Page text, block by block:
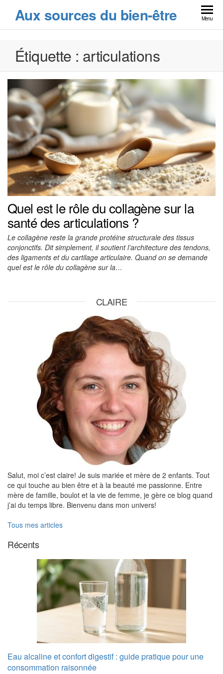
Aux sources du bien-être Menu
Étiquette : articulations
Quel est le rôle du collagène sur la
santé des articulations ?
Le collagène reste la grande protéine structurale des tissus
conjonctifs. Dit simplement, il soutient l’architecture des tendons,
des ligaments et du cartilage articulaire. Quand on se demande
quel est le rôle du collagène sur la…
CLAIRE
Salut, moi c’est claire! Je suis mariée et mère de 2 enfants. Tout
ce qui touche au bien être et à la beauté me passionne. Entre
mère de famille, boulot et la vie de femme, je gère ce blog quand
j’ai du temps libre. Bienvenu dans mon univers!
Tous mes articles
Récents
Eau alcaline et confort digestif : guide pratique pour une
consommation raisonnée